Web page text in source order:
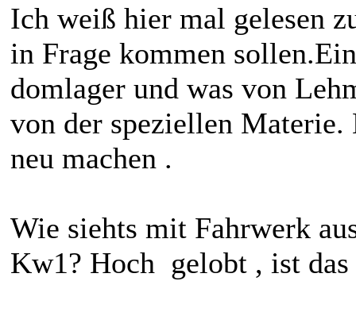
Ich weiß hier mal gelesen
in Frage kommen
domlager und was von
von der speziellen
neu machen .
Wie siehts mit Fahrwerk
Kw1? Hoch gelobt , ist das